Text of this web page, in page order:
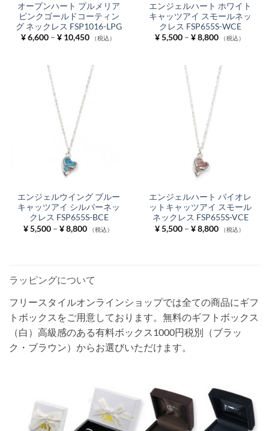
オープンハート プルメリア
ピンクゴールドコーティン
グ ネックレス FSP1016-LPG
¥6,600 – ¥10,450価
格
–
¥ 10,450
（税込）
エンジェルハート ホワイト
キャッツアイ スモールネッ
クレス FSP655S-WCE
¥5,500 – ¥8,800価
格
–
¥ 8,800
（税込）
エンジェルウイング ブルー
キャッツアイ シルバーネッ
クレス FSP655S-BCE
¥5,500 – ¥8,800価
格
（税込）
エンジェルハート バイオレ
ットキャッツアイ スモール
ネックレス FSP655S-VCE
¥5,500 – ¥8,800価
格
（税込）
ラッピングについて
フリースタイルオンラインショップでは全ての商品にギフ
トボックスをご用意しております。無料のギフトボックス
（白）高級感のある有料ボックス1000円税別（ブラッ
ク・ブラウン）からお選びいただけます。